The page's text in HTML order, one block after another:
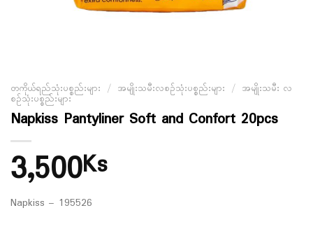
တကိုယ်ရည်သုံးပစ္စည်းများ / အမျိုးသမီးလစဉ်သုံးပစ္စည်းများ / အမျိုးသမီး လ
စဉ်သုံးပစ္စည်းများ
Napkiss Pantyliner Soft and Confort 20pcs
3,500Ks
Napkiss – 195526